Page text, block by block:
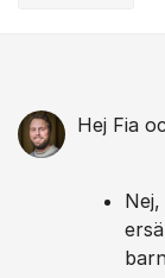
Hej Fia
Nej,